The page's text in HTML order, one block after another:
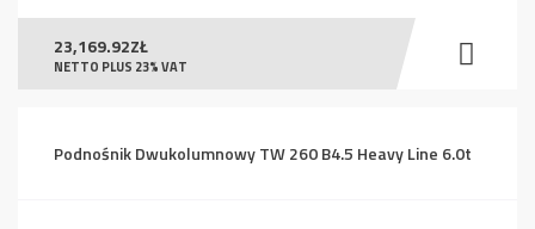
23,169.92ZŁ
NETTO PLUS 23% VAT
Podnośnik Dwukolumnowy TW 260 B4.5 Heavy Line 6.0t